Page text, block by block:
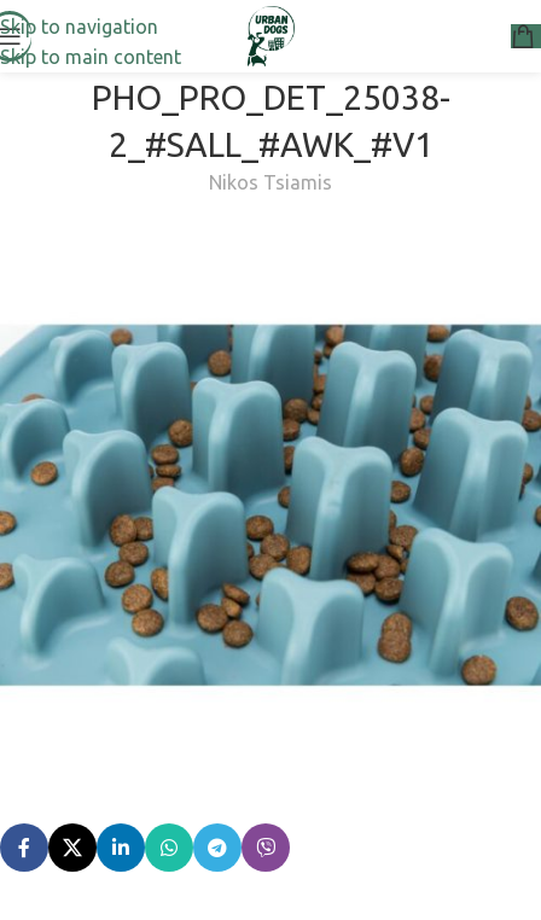
Skip to navigation
Skip to main content
PHO_PRO_DET_25038-
2_#SALL_#AWK_#V1
Nikos Tsiamis